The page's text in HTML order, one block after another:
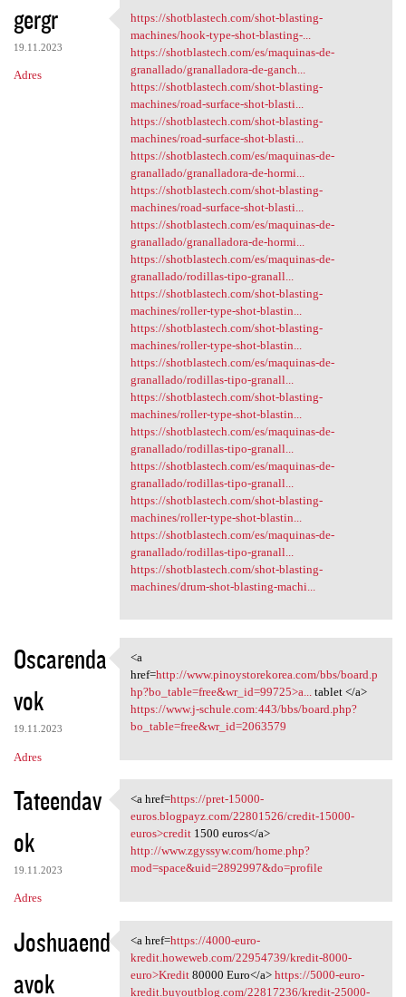
gergr
19.11.2023
Adres
https://shotblastech.com/shot
https://shotblastech.com/shot-blasting-
machines/hook-type-shot-blasting-...
https://shotblastech.com/es/maquinas-de-
granallado/granalladora-de-ganch...
https://shotblastech.com/shot-blasting-
machines/road-surface-shot-blasti...
https://shotblastech.com/shot-blasting-
machines/road-surface-shot-blasti...
https://shotblastech.com/es/maquinas-de-
granallado/granalladora-de-hormi...
https://shotblastech.com/shot-blasting-
machines/road-surface-shot-blasti...
https://shotblastech.com/es/maquinas-de-
granallado/granalladora-de-hormi...
https://shotblastech.com/es/maquinas-de-
granallado/rodillas-tipo-granall...
https://shotblastech.com/shot-blasting-
machines/roller-type-shot-blastin...
https://shotblastech.com/shot-blasting-
machines/roller-type-shot-blastin...
https://shotblastech.com/es/maquinas-de-
granallado/rodillas-tipo-granall...
https://shotblastech.com/shot-blasting-
machines/roller-type-shot-blastin...
https://shotblastech.com/es/maquinas-de-
granallado/rodillas-tipo-granall...
https://shotblastech.com/es/maquinas-de-
granallado/rodillas-tipo-granall...
https://shotblastech.com/shot-blasting-
machines/roller-type-shot-blastin...
https://shotblastech.com/es/maquinas-de-
granallado/rodillas-tipo-granall...
https://shotblastech.com/shot-blasting-
machines/drum-shot-blasting-machi...
Oscarenda
vok
19.11.2023
Adres
<a href=http://www
<a
href=http://www.pinoystorekorea.com/bbs/board.p
hp?bo_table=free&wr_id=99725>a...tablet </a>
https://www.j-schule.com:443/bbs/board.php?
bo_table=free&wr_id=2063579
Tateendav
ok
19.11.2023
Adres
<a href=https://pret-15000
<a href=https://pret-15000-
euros.blogpayz.com/22801526/credit-15000-
euros>credit1500 euros</a>
http://www.zgyssyw.com/home.php?
mod=space&uid=2892997&do=profile
Joshuaend
avok
<a href=https://4000-euro
<a href=https://4000-euro-
kredit.howeweb.com/22954739/kredit-8000-
euro>Kredit80000 Euro</a> https://5000-euro-
kredit.buyoutblog.com/22817236/kredit-25000-